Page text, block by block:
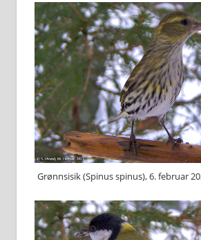
G⁠rønnsisik (S⁠pinus spinus), 6. februar